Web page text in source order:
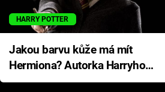
HARRY POTTER
Jakou barvu kůže má mít
Hermiona? Autorka Harryho
Pottera přišla s ráznou